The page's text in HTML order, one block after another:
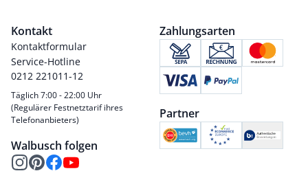
Kontakt
Kontaktformular
Service-Hotline
0212 221011-12
Täglich 7:00 - 22:00 Uhr
(Regulärer Festnetztarif ihres
Telefonanbieters)
Walbusch folgen
Zahlungsarten
Partner